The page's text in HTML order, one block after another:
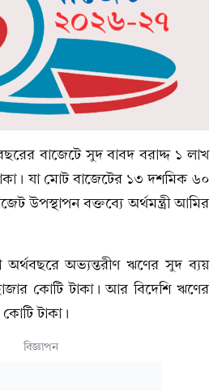
বাজেটে সুদ বাবদ বরাদ্দ ১ লাখ
যা মোট বাজেটের ১৩ দশমিক ৬০
উপস্থাপন বক্তব্যে অর্থমন্ত্রী আমির
অর্থবছরে অভ্যন্তরীণ ঋণের সুদ ব্যয়
কোটি টাকা। আর বিদেশি ঋণের
টাকা।
বিজ্ঞাপন